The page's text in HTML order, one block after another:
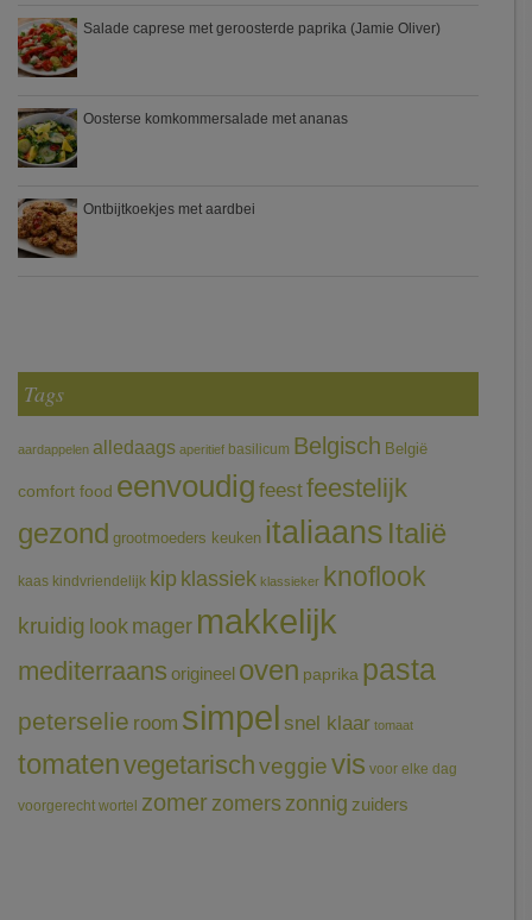
Salade caprese met geroosterde paprika (Jamie Oliver)
Oosterse komkommersalade met ananas
Ontbijtkoekjes met aardbei
Tags
aardappelen alledaags aperitief basilicum Belgisch België
comfort food eenvoudig feestfeestelijk
gezond grootmoeders keuken italiaans Italië
kaas kindvriendelijk kip klassiek klassieker knoflook
kruidig look mager makkelijk
mediterraans origineel oven paprika pasta
peterselie room simpel snel klaar tomaat
tomatenvegetarischveggievis voor elke dag
voorgerecht wortel zomerzomerszonnig zuiders